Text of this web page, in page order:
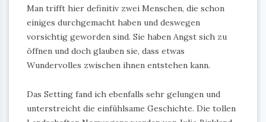
Man trifft hier definitiv zwei Menschen, die schon
einiges durchgemacht haben und deswegen
vorsichtig geworden sind. Sie haben Angst sich zu
öffnen und doch glauben sie, dass etwas
Wundervolles zwischen ihnen entstehen kann.
Das Setting fand ich ebenfalls sehr gelungen und
unterstreicht die einfühlsame Geschichte. Die tollen